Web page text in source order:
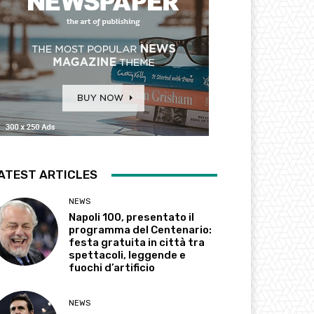
ARTICLES
NEWS
Napoli 100, presentato il
programma del Centenario:
festa gratuita in città tra
spettacoli, leggende e
fuochi d’artificio
NEWS